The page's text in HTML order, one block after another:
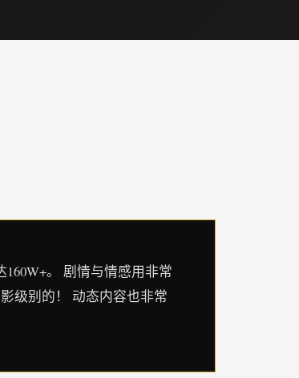
。 剧情与情感用非常
级别的！ 动态内容也非常